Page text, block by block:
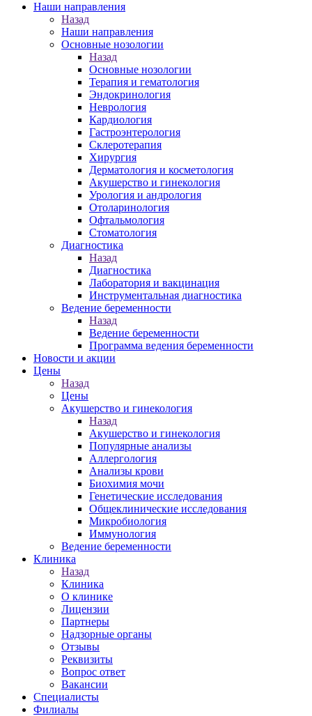
Наши направления
Назад
Наши направления
Основные нозологии
Назад
Основные нозологии
Терапия и гематология
Эндокринология
Неврология
Кардиология
Гастроэнтерология
Склеротерапия
Хирургия
Дерматология и косметология
Акушерство и гинекология
Урология и андрология
Отоларинология
Офтальмология
Стоматология
Диагностика
Назад
Диагностика
Лаборатория и вакцинация
Инструментальная диагностика
Ведение беременности
Назад
Ведение беременности
Программа ведения беременности
Новости и акции
Цены
Назад
Цены
Акушерство и гинекология
Назад
Акушерство и гинекология
Популярные анализы
Аллергология
Анализы крови
Биохимия мочи
Генетические исследования
Общеклинические исследования
Микробиология
Иммунология
Ведение беременности
Клиника
Назад
Клиника
О клинике
Лицензии
Партнеры
Надзорные органы
Отзывы
Реквизиты
Вопрос ответ
Вакансии
Специалисты
Филиалы